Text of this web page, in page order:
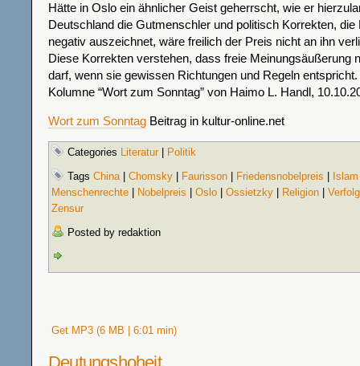
Hätte in Oslo ein ähnlicher Geist geherrscht, wie er
Deutschland die Gutmenschler und politisch Korrekten, die
negativ auszeichnet, wäre freilich der Preis nicht an ihn
Diese Korrekten verstehen, dass freie Meinungsäußerung
darf, wenn sie gewissen Richtungen und Regeln entspricht.
Kolumne “Wort zum Sonntag” von Haimo L. Handl,
Wort zum Sonntag Beitrag in kultur-online.net
Categories Literatur
Politik
Tags China| Chomsky Faurisson Friedensnobelpreis Islam
Menschenrechte
Nobelpreis Oslo Ossietzky Religion
Zensur
Posted by redaktion
Get MP3 (6 MB | 6:01 min)